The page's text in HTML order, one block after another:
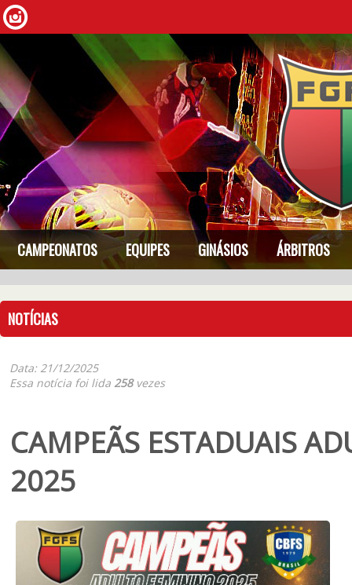
CAMPEONATOS EQUIPES GINÁSIOS ÁRBITROS
NOTÍCIAS
Data: 21/12/2025
Essa notícia foi lida 258vezes
CAMPEÃS ESTADUAIS
2025